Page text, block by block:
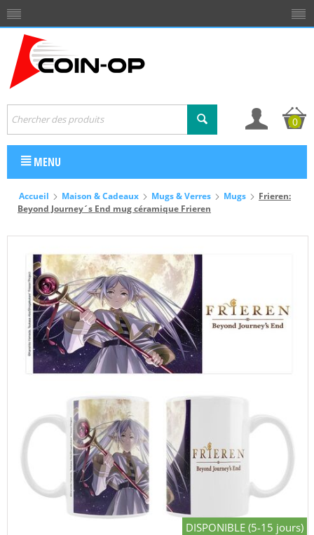
0
MENU
Accueil Maison & Cadeaux Mugs & Verres Mugs
Frieren:
Beyond Journey´s End mug céramique Frieren
DISPONIBLE (5-15 jours)